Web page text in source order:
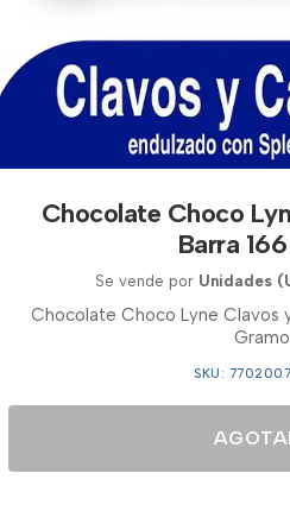
Chocolate Choco
Barra
Se vende por Unidades
Chocolate Choco Lyne Clavos
SKU: